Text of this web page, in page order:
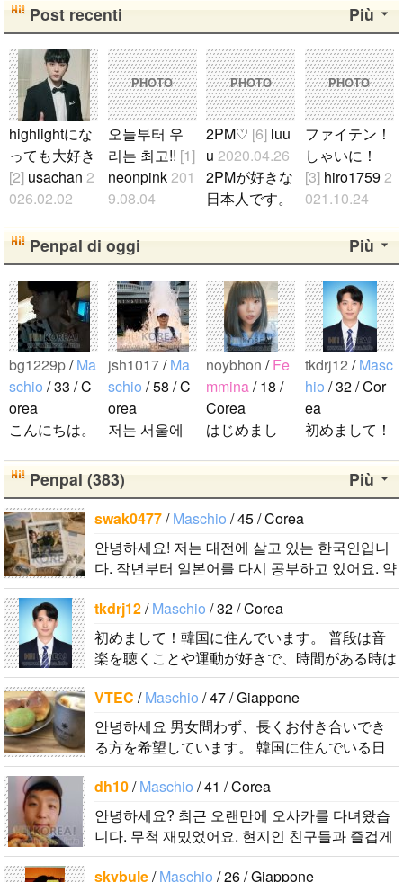
Più
Post recenti
highlightにな
っても大好き
[2] usachan2
026.02.02
たのが、遅か
ったからいろ
んな情報が欲
しいです。 hi
ghlightになっ
ても好きな気
持ちは変わり
ません。 メ
ンバー全員が
大好きです
が、一番大好
きなのはジュ
ンヒョンで
す。 彼らの
ことたくさん
知りたいで
す。..
PHOTO
오늘부터 우
리는 최고!! [1]
neonpink201
9.08.04
린 정은비 최
유나 황은비
김예원 여!!
자!!친!!구!!..
PHOTO
2PM♡ [6] luu
u2020.04.26
2PMが好きな
日本人です。
ください。..
PHOTO
ファイテン！
しゃいに！
[3]hiro17592
021.10.24
します！..
Più
Penpal di oggi
bg1229p/Ma
schio / 33 / C
orea
こんにちは。
れの韓国人で
す。 出身地
は済州島で
す。 日本の
ことは高校生
の時から興味
を持ちまし
た。 日本の
好きなところ
は文化や食べ
物です。 特
に街の雰囲気
が..
jsh1017/Ma
schio / 58 / C
orea
저는 서울에
범한 남자입
니다 일본의
비슷한 연령
의 친구들과
친해지고 싶
어요 일본에
가면 좋은 곳
소개 시켜주
면 감사하겠
습니다 반대
로 한국에 오
시면 가이드
해 드릴..
noybhon /Fe
mmina/ 18 /
Corea
はじめまし
前はイナで
す。今日本語
を勉強してい
ます。。。だ
から日本人の
友達を作りた
いです。よろ
します..
tkdrj12 /Masc
hio / 32 / Cor
ea
初めまして！
います。 ​普
段は音楽を聴
が好きで、時
間がある時は
釣りに行くの
はいい釣りス
ポットを探し
ddung_e/Ma
schio/ 29 / C
orea
日本の文化や
日常に興味が
あったので、
ペンパルを始
めました。
日本語を少し
ずつ勉強して
いるので、自
然に会話しな
がら実力を伸
ばしたいで
す。 もちろ
ん、私も韓国
Più
Penpal (383)
swak0477/Maschio / 45 / Corea
안녕하세요! 저는 대전에 살고 있는 한국인입니
다. 작년부터 일본어를 다시 공부하고 있어요. 약
간의 의사소통은 할 수 있는 수준이죠. 일본어공
부를 위해 일본드라마나 영화 애니메..
tkdrj12/Maschio / 32 / Corea
初めまして！韓国に住んでいます。 ​普段は音
楽を聴くことや運動が好きで、時間がある時は
釣りに行くのが本当に大好きです。最近はいい
釣りスポットを探したり、ノリのいい音..
VTEC /Maschio / 47 / Giappone
안녕하세요 男女問わず、長くお付き合いでき
る方を希望しています。 韓国に住んでいる日
本人男性です。 ハングルは幼稚園児以下のレ
ベルですが、少しずつ勉強しています。 音..
dh10/Maschio / 41 / Corea
안녕하세요? 최근 오랜만에 오사카를 다녀왔습
니다. 무척 재밌었어요. 현지인 친구들과 즐겁게
대화를 하고 싶습니다. 연락주..
skybule/Maschio / 26 / Giappone